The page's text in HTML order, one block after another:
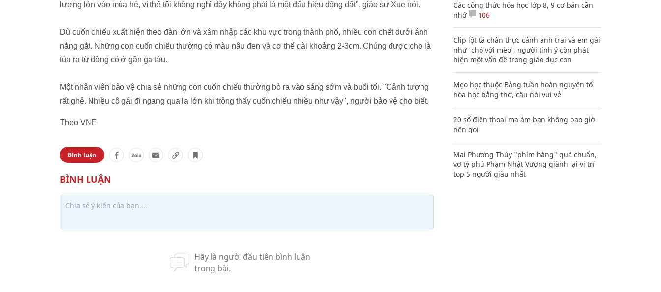
lượng lớn vào mùa hè, vì thế tôi không nghĩ đây không phải là một dấu hiệu động đất", giáo sư Xue nói.
Dù cuốn chiếu xuất hiện theo đàn lớn và xâm nhập các khu vực trong thành phố, nhiều con chết dưới ánh
nắng gắt. Những con cuốn chiếu thường có màu nâu đen và cơ thể dài khoảng 2-3cm. Chúng được cho là
túa ra từ đồng cỏ ở gần ga tàu.
Một nhân viên bảo vệ chia sẻ những con cuốn chiếu thường bò ra vào sáng sớm và buổi tối. "Cảnh tượng
rất ghê. Nhiều cô gái đi ngang qua la lớn khi trông thấy cuốn chiếu nhiều như vậy", người bảo vệ cho biết.
Theo VNE
Bình luận
Các công thức hóa học lớp 8, 9 cơ bản cần
nhớ
106
Clip lột tả chân thực cảnh anh trai và em gái
như 'chó với mèo', người tinh ý còn phát
hiện một vấn đề trong giáo dục con
Mẹo học thuộc Bảng tuần hoàn nguyên tố
hóa học bằng thơ, câu nói vui vẻ
20 số điện thoại ma ám bạn không bao giờ
nên gọi
Mai Phương Thúy "phím hàng" quá chuẩn,
vợ tỷ phú Phạm Nhật Vượng giành lại vị trí
top 5 người giàu nhất